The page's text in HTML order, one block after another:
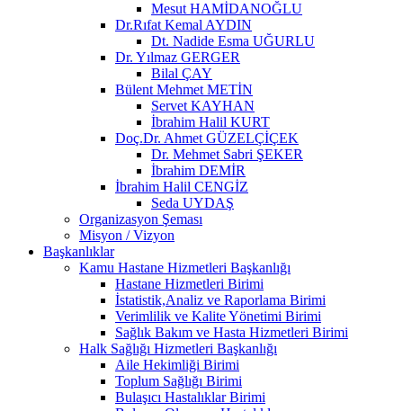
Mesut HAMİDANOĞLU
Dr.Rıfat Kemal AYDIN
Dt. Nadide Esma UĞURLU
Dr. Yılmaz GERGER
Bilal ÇAY
Bülent Mehmet METİN
Servet KAYHAN
İbrahim Halil KURT
Doç.Dr. Ahmet GÜZELÇİÇEK
Dr. Mehmet Sabri ŞEKER
İbrahim DEMİR
İbrahim Halil CENGİZ
Seda UYDAŞ
Organizasyon Şeması
Misyon / Vizyon
Başkanlıklar
Kamu Hastane Hizmetleri Başkanlığı
Hastane Hizmetleri Birimi
İstatistik,Analiz ve Raporlama Birimi
Verimlilik ve Kalite Yönetimi Birimi
Sağlık Bakım ve Hasta Hizmetleri Birimi
Halk Sağlığı Hizmetleri Başkanlığı
Aile Hekimliği Birimi
Toplum Sağlığı Birimi
Bulaşıcı Hastalıklar Birimi